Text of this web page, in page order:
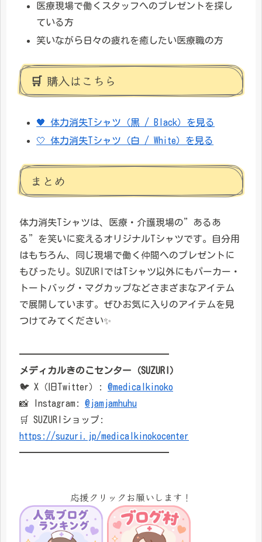
医療現場で働くスタッフへのプレゼントを探し
ている方
笑いながら日々の疲れを癒したい医療職の方
🛒 購入はこちら
🖤 体力消失Tシャツ（黒 / Black）を見る
🤍 体力消失Tシャツ（白 / White）を見る
まとめ
体力消失Tシャツは、医療・介護現場の”あるあ
る”を笑いに変えるオリジナルTシャツです。自分用
はもちろん、同じ現場で働く仲間へのプレゼントに
もぴったり。SUZURIではTシャツ以外にもパーカー・
トートバッグ・マグカップなどさまざまなアイテム
で展開しています。ぜひお気に入りのアイテムを見
つけてみてください✨
━━━━━━━━━━━━━━━━
メディカルきのこセンター（SUZURI）
🐦 X（旧Twitter）: @medicalkinoko
📸 Instagram: @jamjamhuhu
🛒 SUZURIショップ:
https://suzuri.jp/medicalkinokocenter
━━━━━━━━━━━━━━━━
応援クリックお願いします！